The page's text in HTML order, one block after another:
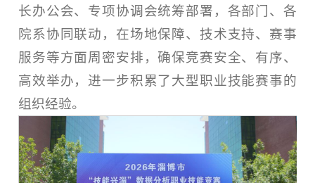
长办公会、专项协调会统筹部署，各部门、各
院系协同联动，在场地保障、技术支持、赛事
服务等方面周密安排，确保竞赛安全、有序、
高效举办，进一步积累了大型职业技能赛事的
组织经验。